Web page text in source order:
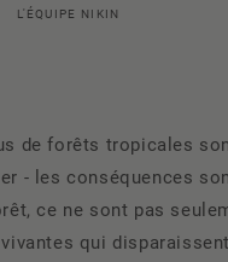
L'ÉQUIPE NIKIN
de forêts tropicales
- les conséquences
ce ne sont pas
vivantes qui